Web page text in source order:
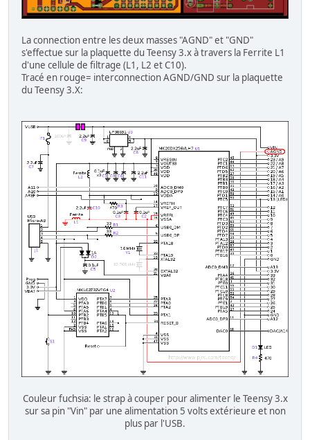
La connection entre les deux masses "AGND" et "GND"
s'effectue sur la plaquette du Teensy 3.x à travers la Ferrite L1
d'une cellule de filtrage (L1, L2 et C10).
Tracé en rouge= interconnection AGND/GND sur la plaquette
du Teensy 3.X:
Couleur fuchsia: le strap à couper pour alimenter le Teensy 3.x
sur sa pin "Vin" par une alimentation 5 volts extérieure et non
plus par l'USB.